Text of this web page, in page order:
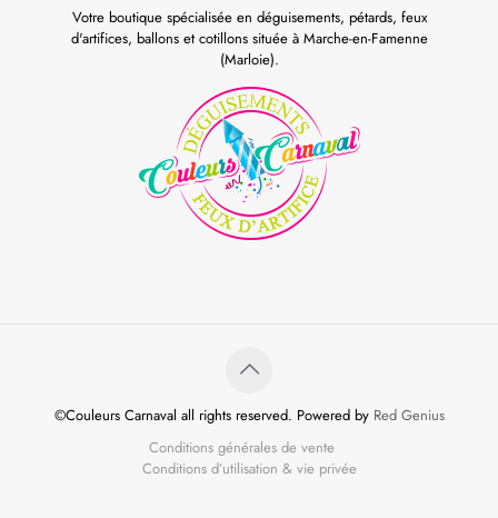
Votre boutique spécialisée en déguisements, pétards, feux
d'artifices, ballons et cotillons située à Marche-en-Famenne
(Marloie).
©Couleurs Carnaval all rights reserved. Powered by Red Genius
Conditions générales de vente
Conditions d’utilisation & vie privée